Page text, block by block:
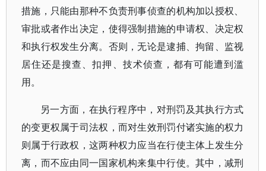
措施，只能由那种不负责刑事侦查的机构加以授权、
审批或者作出决定，使得强制措施的申请权、决定权
和执行权发生分离。否则，无论是逮捕、拘留、监视
居住还是搜查、扣押、技术侦查，都有可能遭到滥
用。
另一方面，在执行程序中，对刑罚及其执行方式
的变更权属于司法权，而对生效刑罚付诸实施的权力
则属于行政权，这两种权力应当在行使主体上发生分
离，而不应由同一国家机构来集中行使。其中，减刑